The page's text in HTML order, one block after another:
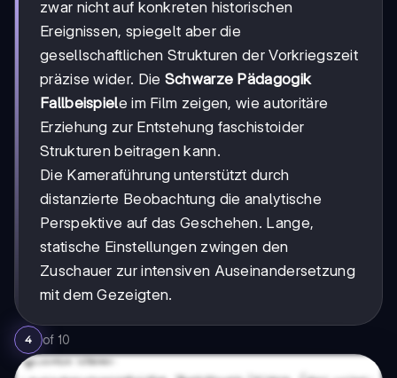
zwar nicht auf konkreten historischen
Ereignissen, spiegelt aber die
gesellschaftlichen Strukturen der Vorkriegszeit
präzise wider. Die Schwarze Pädagogik
Fallbeispiele im Film zeigen, wie autoritäre
Erziehung zur Entstehung faschistoider
Strukturen beitragen kann.
Die Kameraführung unterstützt durch
distanzierte Beobachtung die analytische
Perspektive auf das Geschehen. Lange,
statische Einstellungen zwingen den
Zuschauer zur intensiven Auseinandersetzung
mit dem Gezeigten.
4 of 10